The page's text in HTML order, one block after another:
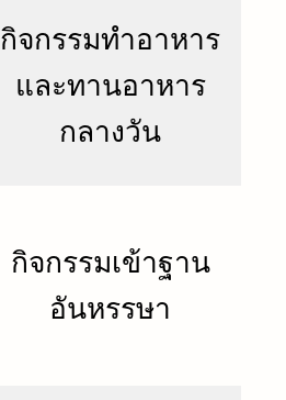
กิจกรรมทำอาหาร
และทานอาหาร
กลางวัน
กิจกรรมเข้าฐาน
อันหรรษา